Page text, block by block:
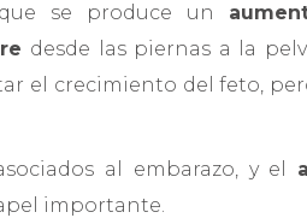
se produce un
desde las piernas a la
el crecimiento del feto,
al embarazo, y el
importante.